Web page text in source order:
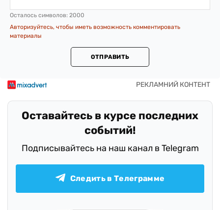
Осталось символов: 2000
Авторизуйтесь, чтобы иметь возможность комментировать
материалы
ОТПРАВИТЬ
Оставайтесь в курсе последних
событий!
Подписывайтесь на наш канал в Telegram
Следить в Телеграмме